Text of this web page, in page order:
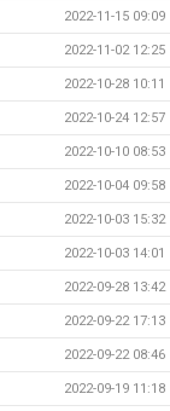
2022-11-15 09:09
2022-11-02 12:25
2022-10-28 10:11
2022-10-24 12:57
2022-10-10 08:53
2022-10-04 09:58
2022-10-03 15:32
2022-10-03 14:01
2022-09-28 13:42
2022-09-22 17:13
2022-09-22 08:46
2022-09-19 11:18